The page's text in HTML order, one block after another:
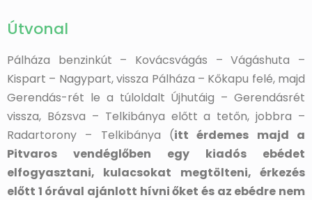
Útvonal
Pálháza benzinkút – Kovácsvágás – Vágáshuta –
Kispart – Nagypart, vissza Pálháza – Kőkapu felé, majd
Gerendás-rét le a túloldalt Újhutáig – Gerendásrét
vissza, Bózsva – Telkibánya előtt a tetőn, jobbra –
Radartorony – Telkibánya (itt érdemes majd a
Pitvaros vendéglőben egy kiadós ebédet
elfogyasztani, kulacsokat megtölteni, érkezés
előtt 1 órával ajánlott hívni őket és az ebédre nem